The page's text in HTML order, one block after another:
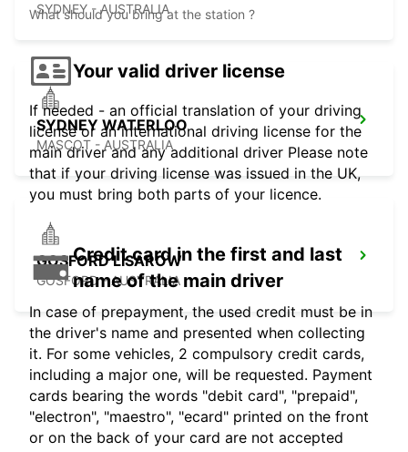
SYDNEY - AUSTRALIA
SYDNEY WATERLOO
MASCOT - AUSTRALIA
GOSFORD LISAROW
GOSFORD - AUSTRALIA
What should you bring at the station ?
Your valid driver license
If needed - an official translation of your driving
license or an international driving license for the
main driver and any additional driver Please note
that if your driving license was issued in the UK,
you must bring both parts of your licence.
Credit card in the first and last
name of the main driver
In case of prepayment, the used credit must be in
the driver's name and presented when collecting
it. For some vehicles, 2 compulsory credit cards,
including a major one, will be requested. Payment
cards bearing the words "debit card", "prepaid",
"electron", "maestro", "ecard" printed on the front
or on the back of your card are not accepted